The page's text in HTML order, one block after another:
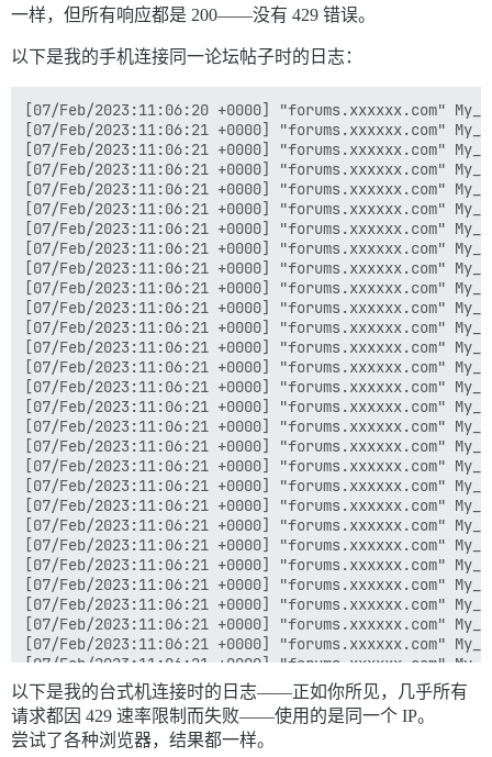
一样，但所有响应都是 200——没有 429 错误。
以下是我的手机连接同一论坛帖子时的日志：
[07/Feb/2023:11:06:20 +0000] "forums.xxxxxx.com" My_IP_Address "GET /t/16862/580.json HTTP/2.0" "Mozilla/5.0 (iPhone; CPU iPhone OS 16_2 like Mac OS X) AppleWebKit/605.1.15 (KHTML, like Gecko) CriOS/109.0.5414.112 Mobile/15E148 Safari/604.1" "topics/show" 200 12171 "https://forums.xxxxxx.com/t/new-members-say-hello/16862/466" 0.070 0.070 "-" "-" "-" "-" "-" "-" "-"
[07/Feb/2023:11:06:21 +0000] "forums.xxxxxx.com" My_IP_Address "GET /letter_avatar_proxy/v4/letter/h/b487fb/135.png HTTP/2.0" "Mozilla/5.0 (iPhone; CPU iPhone OS 16_2 like Mac OS X) AppleWebKit/605.1.15 (KHTML, like Gecko) CriOS/109.0.5414.112 Mobile/15E148 Safari/604.1" "user_avatars/show_proxy_letter" 200 944 "https://forums.xxxxxx.com/t/new-members-say-hello/16862/580" - 0.000 "-" "-" "-" "-" "-" "-" "-"
[07/Feb/2023:11:06:21 +0000] "forums.xxxxxx.com" My_IP_Address "GET /letter_avatar_proxy/v4/letter/d/ed655f/135.png HTTP/2.0" "Mozilla/5.0 (iPhone; CPU iPhone OS 16_2 like Mac OS X) AppleWebKit/605.1.15 (KHTML, like Gecko) CriOS/109.0.5414.112 Mobile/15E148 Safari/604.1" "user_avatars/show_proxy_letter" 200 1113 "https://forums.xxxxxx.com/t/new-members-say-hello/16862/580" - 0.000 "-" "-" "-" "-" "-" "-" "-"
[07/Feb/2023:11:06:21 +0000] "forums.xxxxxx.com" My_IP_Address "GET /letter_avatar_proxy/v4/letter/n/f17d59/135.png HTTP/2.0" "Mozilla/5.0 (iPhone; CPU iPhone OS 16_2 like Mac OS X) AppleWebKit/605.1.15
以下是我的台式机连接时的日志——正如你所见，几乎所有
请求都因 429 速率限制而失败——使用的是同一个 IP。
尝试了各种浏览器，结果都一样。